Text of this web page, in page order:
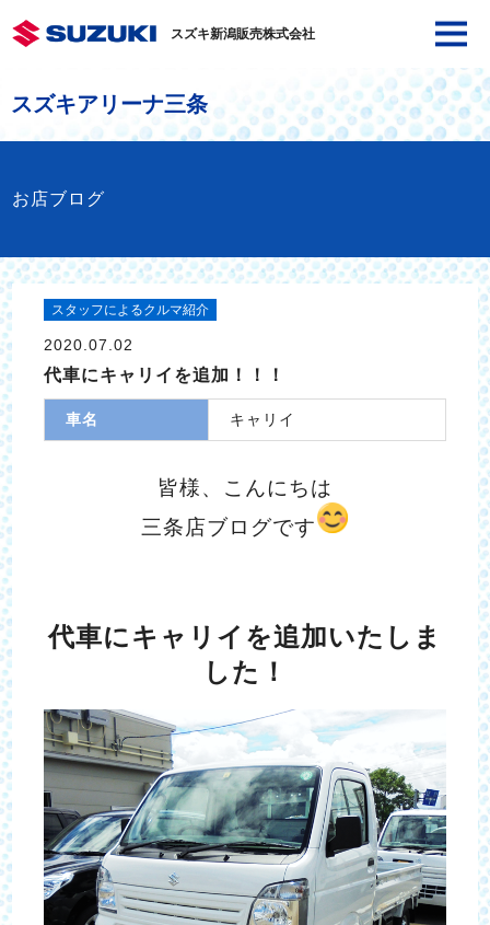
スズキ新潟販売株式会社
スズキアリーナ三条
お店ブログ
スタッフによるクルマ紹介
2020.07.02
代車にキャリイを追加！！！
車名 キャリイ
皆様、こんにちは
三条店ブログです
代車にキャリイを追加いたしま
した！